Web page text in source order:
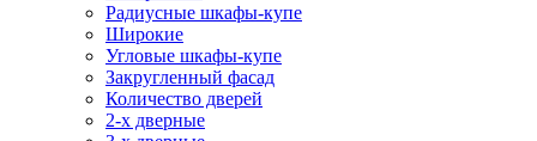
Радиусные шкафы-купе
Широкие
Угловые шкафы-купе
Закругленный фасад
Количество дверей
2-х дверные